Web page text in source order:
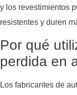
y los revestimientos
resistentes y duren
Por qué
perdida en
Los fabricantes de